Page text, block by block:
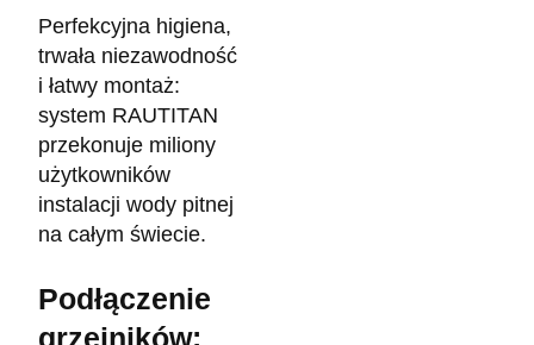
Perfekcyjna higiena,
trwała niezawodność
i łatwy montaż:
system RAUTITAN
przekonuje miliony
użytkowników
instalacji wody pitnej
na całym świecie.
Podłączenie
grzejników: